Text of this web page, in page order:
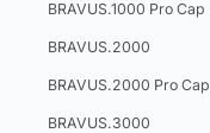
BRAVUS.1000 Pro Cap
BRAVUS.2000
BRAVUS.2000 Pro Cap
BRAVUS.3000